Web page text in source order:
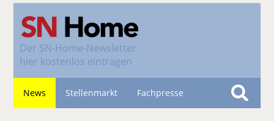
Der SN-Home-Newsletter
hier kostenlos eintragen
News Stellenmarkt Fachpresse
S